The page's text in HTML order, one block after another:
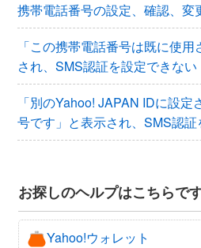
携帯電話番号の設定、確認、変
「この携帯電話番号は既に使
され、SMS認証を設定できない
「別のYahoo! JAPAN IDに設
号です」と表示され、SMS認
お探しのヘルプはこちらで
Yahoo!ウォレット